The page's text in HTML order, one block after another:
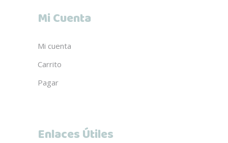
Mi Cuenta
Mi cuenta
Carrito
Pagar
Enlaces Útiles